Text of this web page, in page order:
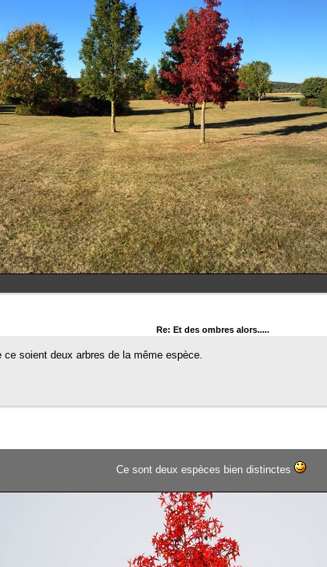
Re: Et des ombres alors.....
soient deux arbres de la même espèce.
Ce sont deux espèces bien distinctes